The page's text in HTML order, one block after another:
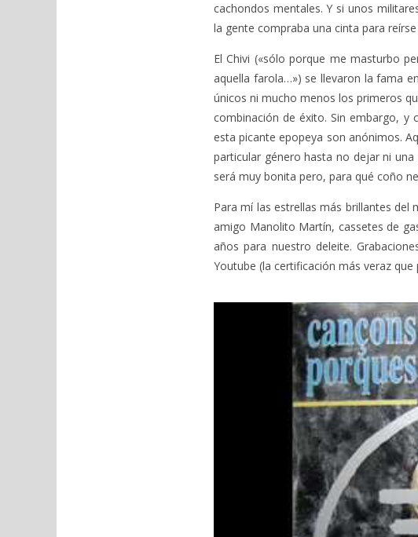
cachondos mentales. Y si unos
la gente compraba una cinta para
El Chivi («sólo porque me masturbo
aquella farola…») se llevaron la fama
únicos ni mucho menos los primeros
combinación de éxito. Sin embargo, y
esta picante epopeya son anónimos.
particular género hasta no dejar ni
será muy bonita pero, para qué coño
Para mí las estrellas más brillantes
amigo Manolito Martín, cassetes de
años para nuestro deleite.
Youtube (la certificación más veraz